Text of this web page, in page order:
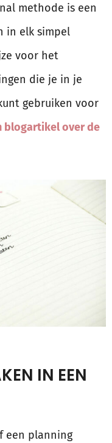
methode is een
in elk simpel
voor het
die je in je
gebruiken voor
blogartikel over de
IN EEN
een planning